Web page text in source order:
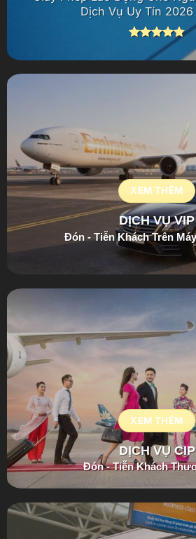
Dịch Vụ Uy Tín 2026
Được xếp
hạng4.81
5 sao
XEM THÊM
DỊCH VỤ VIP
Đón - Tiễn Khách Trên
XEM THÊM
DỊCH VỤ CIP
Đón - Tiễn Khách